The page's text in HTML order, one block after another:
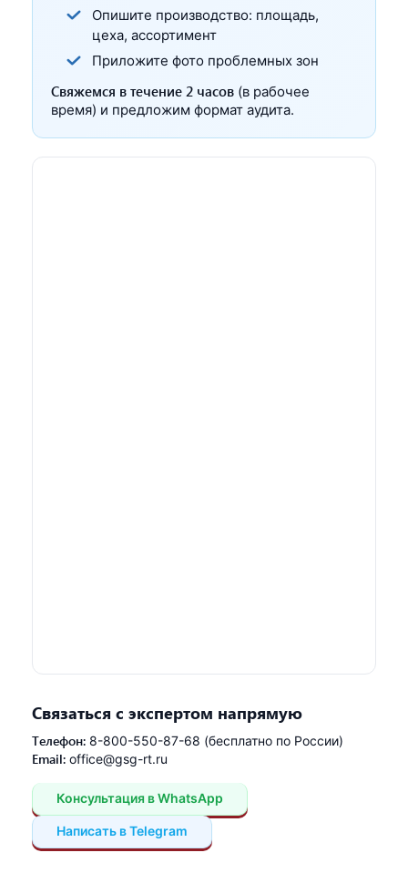
Опишите производство: площадь,
цеха, ассортимент
Приложите фото проблемных зон
Свяжемся в течение 2 часов (в рабочее
время) и предложим формат аудита.
Связаться с экспертом напрямую
Телефон: 8-800-550-87-68 (бесплатно по России)
Email: office@gsg-rt.ru
Консультация в WhatsApp
Написать в Telegram